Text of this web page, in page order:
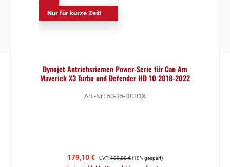
Nur für kurze Zeit!
Dynojet Antriebsriemen Power-Serie für Can Am
Maverick X3 Turbo und Defender HD 10 2018-2022
Art.-Nr.: 50-25-DCB1X
Verkaufspreis:
179,10 € Regulärer Preis:
UVP:199,00 €(10% gespart)